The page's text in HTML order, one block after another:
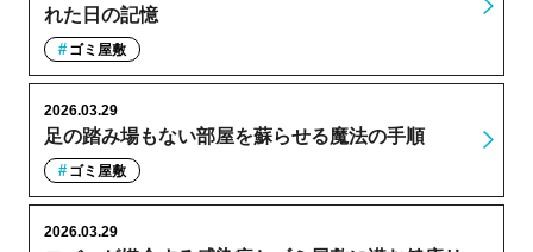
れた日の記憶
ゴミ屋敷
足の踏み場もない部屋を蘇らせる魔法の手順
2026.03.29
ゴミ屋敷
2026.03.29